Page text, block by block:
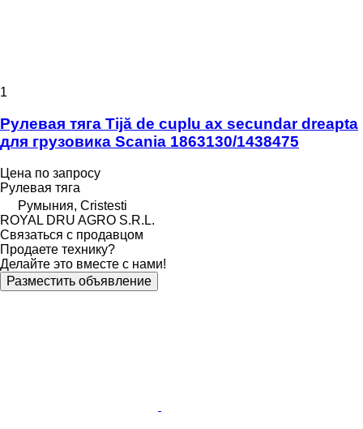
1
Рулевая тяга Tijă de cuplu ax secundar dreapta
для грузовика Scania 1863130/1438475
Цена по запросу
Рулевая тяга
Румыния, Cristesti
ROYAL DRU AGRO S.R.L.
Связаться с продавцом
Продаете технику?
Делайте это вместе с нами!
Разместить объявление